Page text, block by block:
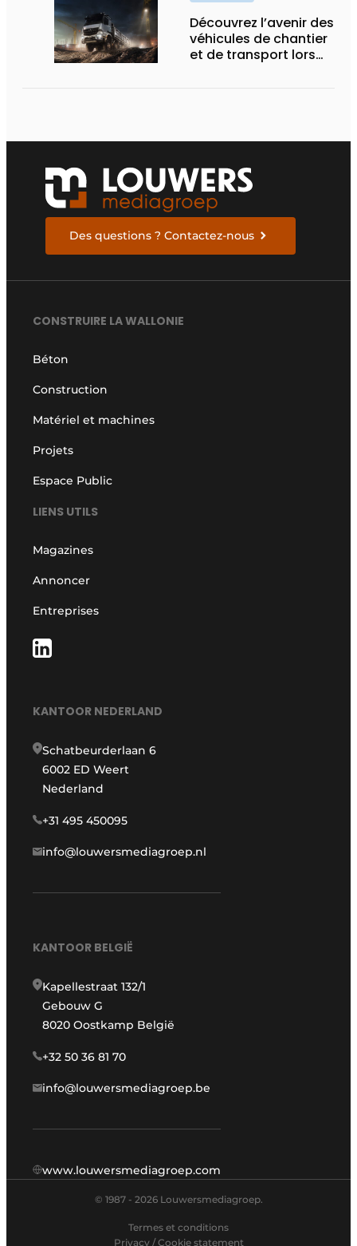
Découvrez l’avenir des
véhicules de chantier
et de transport lors
Des questions ? Contactez-nous
CONSTRUIRE LA WALLONIE
Béton
Construction
Matériel et machines
Projets
Espace Public
LIENS UTILS
Magazines
Annoncer
Entreprises
KANTOOR NEDERLAND
Schatbeurderlaan 6
6002 ED Weert
Nederland
+31 495 450095
info@louwersmediagroep.nl
KANTOOR BELGIË
Kapellestraat 132/1
Gebouw G
8020 Oostkamp België
+32 50 36 81 70
info@louwersmediagroep.be
www.louwersmediagroep.com
© 1987 - 2026 Louwersmediagroep.
Termes et conditions
Privacy / Cookie statement